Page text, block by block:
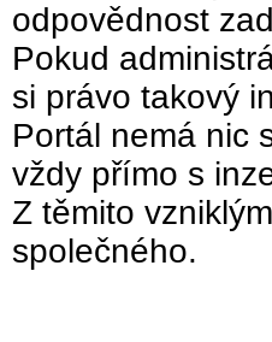
odpovědnost
Pokud
si právo takový
Portál nemá nic
vždy přímo s
Z těmito
společného.